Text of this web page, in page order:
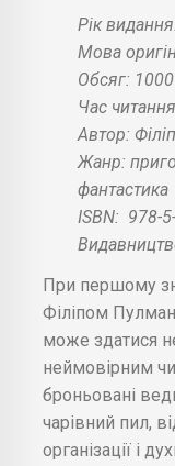
Рік
Мова
Обсяг: 1000
Час
Автор:
Жанр:
фантастика
ISBN: 978-
При першому
Філіпом
може здатися
неймовірним
броньовані
чарівний пил,
організації і